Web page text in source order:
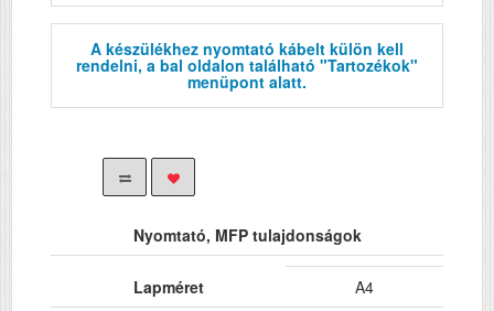
A készülékhez nyomtató kábelt külön kell
rendelni, a bal oldalon található "Tartozékok"
menüpont alatt.
Nyomtató, MFP tulajdonságok
Lapméret
A4